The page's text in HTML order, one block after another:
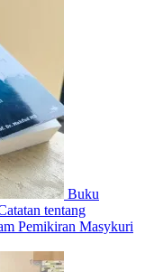
Buku
tentang
Pemikiran Masykuri